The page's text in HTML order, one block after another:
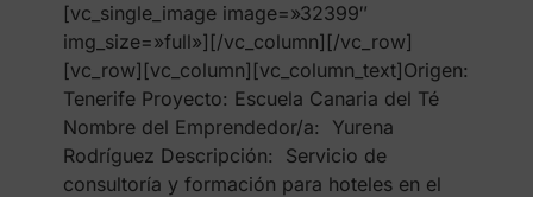
[vc_single_image image=»32399″
img_size=»full»][/vc_column][/vc_row]
[vc_row][vc_column][vc_column_text]Origen:
Tenerife Proyecto: Escuela Canaria del Té
Nombre del Emprendedor/a: Yurena
Rodríguez Descripción: Servicio de
consultoría y formación para hoteles en el